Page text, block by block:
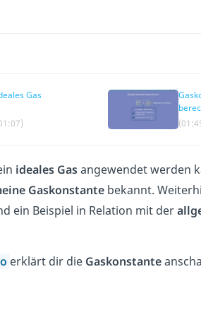
Gas
ideales Gasangewendet werden
Gaskonstante bekannt.
ein Beispiel in Relation mit der
erklärt dir die Gaskonstante